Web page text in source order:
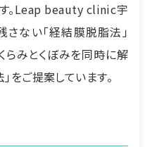
。Leap beauty clinic宇
ない「経結膜脱脂法」
らみとくぼみを同時に解
をご提案しています。